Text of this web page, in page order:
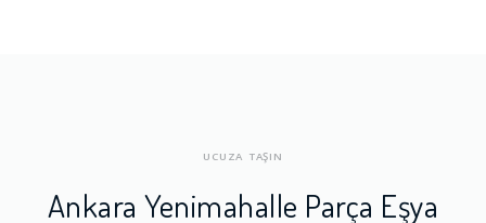
UCUZA TAŞIN
Ankara Yenimahalle Parça Eşya